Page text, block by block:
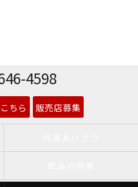
4598
ちら 販売店募集